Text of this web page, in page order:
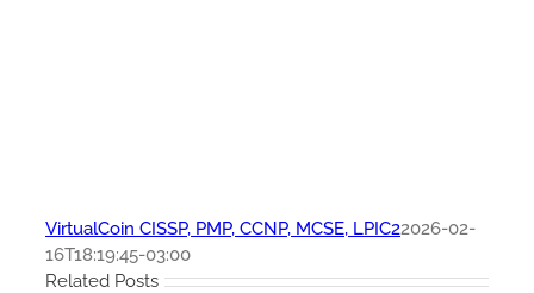
VirtualCoin CISSP, PMP, CCNP, MCSE, LPIC22026-02-
16T18:19:45-03:00
Related Posts